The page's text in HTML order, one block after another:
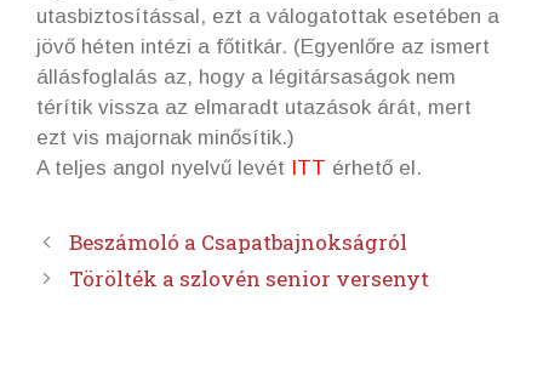
utasbiztosítással, ezt a válogatottak esetében a
jövő héten intézi a főtitkár. (Egyenlőre az ismert
állásfoglalás az, hogy a légitársaságok nem
térítik vissza az elmaradt utazások árát, mert
ezt vis majornak minősítik.)
A teljes angol nyelvű levét
ITT érhető el.
Beszámoló a Csapatbajnokságról
Törölték a szlovén senior versenyt